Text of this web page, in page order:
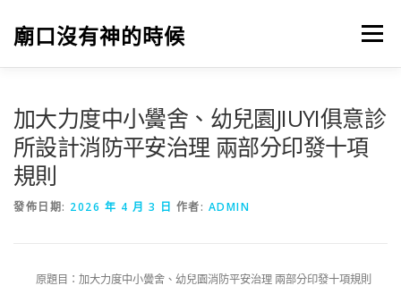
廟口沒有神的時候 選單
加大力度中小黌舍、幼兒園JIUYI俱意診
所設計消防平安治理 兩部分印發十項
規則
發佈日期: 2026 年 4 月 3 日 作者: ADMIN
原題目：加大力度中小黌舍、幼兒園消防平安治理 兩部分印發十項規則